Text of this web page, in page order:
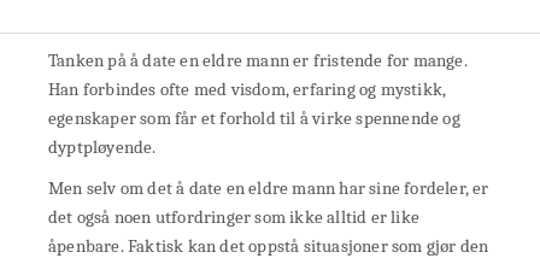
Tanken på å date en eldre mann er fristende for mange.
Han forbindes ofte med visdom, erfaring og mystikk,
egenskaper som får et forhold til å virke spennende og
dyptpløyende.
Men selv om det å date en eldre mann har sine fordeler, er
det også noen utfordringer som ikke alltid er like
åpenbare. Faktisk kan det oppstå situasjoner som gjør den